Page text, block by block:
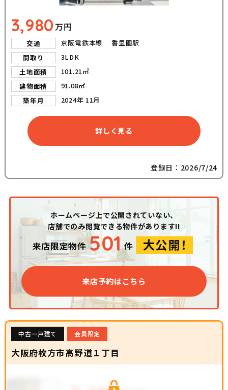
3,980 万円
交通
京阪電鉄本線 香里園駅
間取り
3LDK
土地面積
101.21㎡
建物面積
91.08㎡
築年月
2024年 11月
詳しく見る
登録日：2026/7/24
ホームページ上で公開されていない、
店舗でのみ閲覧できる物件があります!!
来店限定物件 501 件 大公開！
来店予約はこちら
中古一戸建て 会員限定
大阪府枚方市高野道１丁目